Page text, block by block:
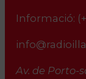
Informació:
Av. de Porto-